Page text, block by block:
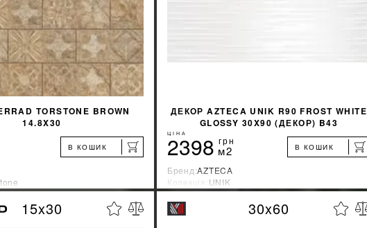
TORSTONE BROWN
14.8X30
В КОШИК
Польша
ДІЗНАТИСЯ ЗНИЖКУ %
ДЕКОР AZTECA UNIK R90 FROST WHITE
GLOSSY 30X90 (ДЕКОР) B43
ЦІНА
2398 грн
м2 В КОШИК
Бренд:AZTECA
Колекція:UNIK
Країна-виробник:Испания
ДІЗНАТИСЯ ЗНИЖКУ %
15x30 30x60